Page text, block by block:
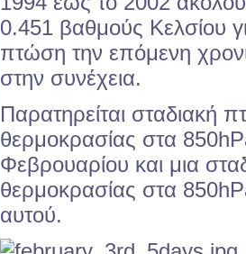
0.451 βαθμούς Κελσίου
πτώση την επόμενη
στην συνέχεια.
Παρατηρείται σταδιακή
θερμοκρασίας στα
Φεβρουαρίου και μια
θερμοκρασίας στα
αυτού.